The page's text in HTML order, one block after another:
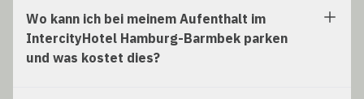
Wo kann ich bei meinem Aufenthalt im
IntercityHotel Hamburg-Barmbek parken
und was kostet dies?